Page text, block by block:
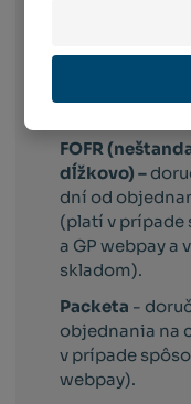
území
FOFR
dĺžkovo) –
dní od
(platí v prípade
a GP webpay a
skladom).
Packeta -
objednania na
v prípade
webpay).